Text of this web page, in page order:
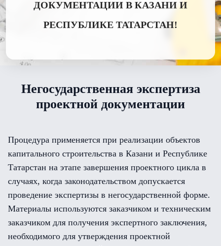
ДОКУМЕНТАЦИИ В КАЗАНИ И
РЕСПУБЛИКЕ ТАТАРСТАН!
Негосударственная экспертиза
проектной документации
Процедура применяется при реализации объектов
капитального строительства в Казани и Республике
Татарстан на этапе завершения проектного цикла в
случаях, когда законодательством допускается
проведение экспертизы в негосударственной форме.
Материалы используются заказчиком и техническим
заказчиком для получения экспертного заключения,
необходимого для утверждения проектной